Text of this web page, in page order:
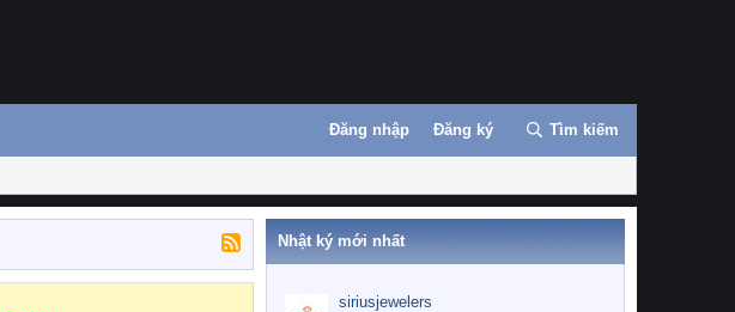
Đăng nhập Đăng ký Tìm kiếm
Nhật ký mới nhất
siriusjewelers